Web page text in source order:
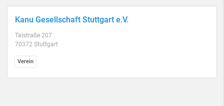
Kanu Gesellschaft Stuttgart e.V.
Talstraße 207
70372 Stuttgart
Verein